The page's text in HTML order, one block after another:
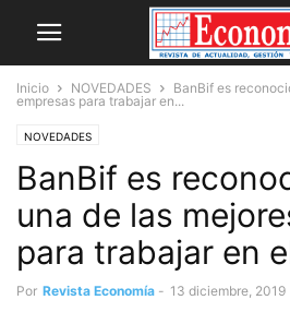
Inicio NOVEDADES
BanBif es
empresas para trabajar en...
NOVEDADES
BanBif es
una de las
para trabajar en
Por Revista Economía - 13 diciembre, 2019